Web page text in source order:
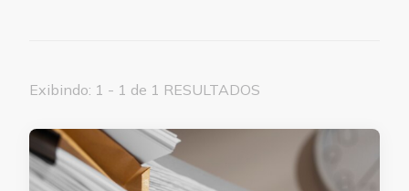
Exibindo: 1 - 1 de 1 RESULTADOS